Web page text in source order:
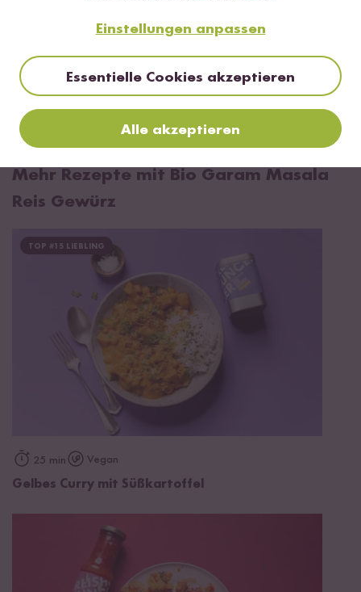
Jetzt sichern
*Das Digitale Rezeptbuch wird dir nach vollständiger Anmeldung zum Newsletter
per E-Mail zugeschickt.
Mehr Rezepte mit Bio Garam Masala
Reis Gewürz
TOP #15 LIEBLING
25 min Vegan
Gelbes Curry mit Süßkartoffel
Einstellungen anpassen
Essentielle Cookies akzeptieren
Alle akzeptieren